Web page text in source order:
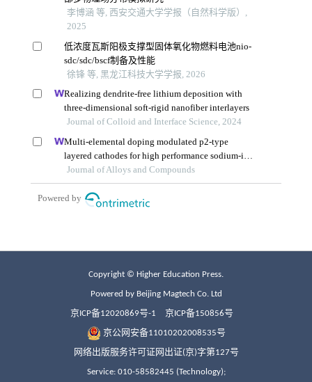
Copyright © Higher Education Press.
Powered by Beijing Magtech Co. Ltd
京ICP备12020869号-1 京ICP备150856号
京公网安备11010202008535号
网络出版服务许可证网出证(京)字第127号
Service: 010-58582445 (Technology);